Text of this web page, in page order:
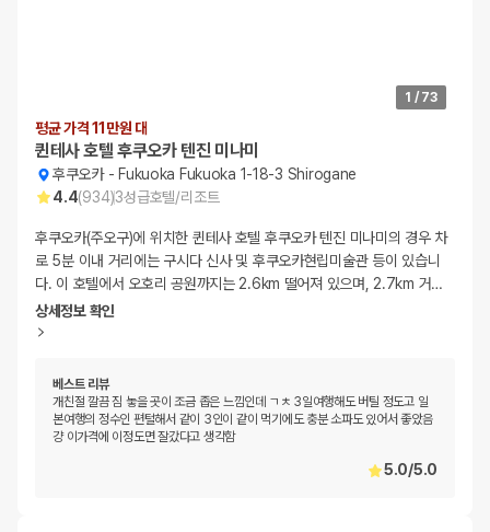
1 / 73
평균 가격 11만원 대
퀸테사 호텔 후쿠오카 텐진 미나미
후쿠오카- Fukuoka Fukuoka 1-18-3 Shirogane
4.4(934)3성급호텔/리조트
후쿠오카(주오구)에 위치한 퀸테사 호텔 후쿠오카 텐진 미나미의 경우 차
로 5분 이내 거리에는 구시다 신사 및 후쿠오카현립미술관 등이 있습니
다. 이 호텔에서 오호리 공원까지는 2.6km 떨어져 있으며, 2.7km 거…
상세정보 확인
베스트 리뷰
개친절 깔끔 짐 놓을 곳이 조금 좁은 느낌인데 ㄱㅊ 3일여행해도 버틸 정도고 일
본여행의 정수인 편털해서 같이 3인이 같이 먹기에도 충분 소파도 있어서 좋았음
걍 이가격에 이정도면 잘갔다고 생각함
5.0/5.0